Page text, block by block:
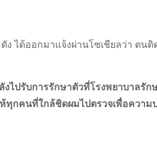
ง ได้ออกมาแจ้งผ่านโซเชียลว่า ตน
งไปรับการรักษาตัวที่โรงพยาบาล
ห้ทุกคนที่ใกล้ชิดผมไปตรวจเพื่อคว